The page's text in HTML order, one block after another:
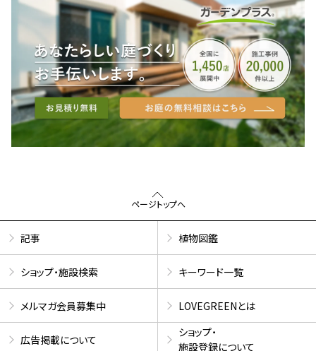
ページトップへ
記事 植物図鑑
ショップ・施設検索 キーワード一覧
メルマガ会員募集中 LOVEGREENとは
広告掲載について
ショップ・
施設登録について